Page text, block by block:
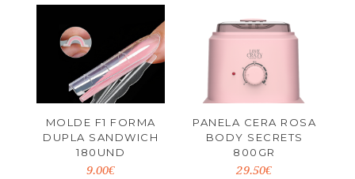
MOLDE F1 FORMA
DUPLA SANDWICH
180UND
9.00€
PANELA CERA ROSA
BODY SECRETS
800GR
29.50€